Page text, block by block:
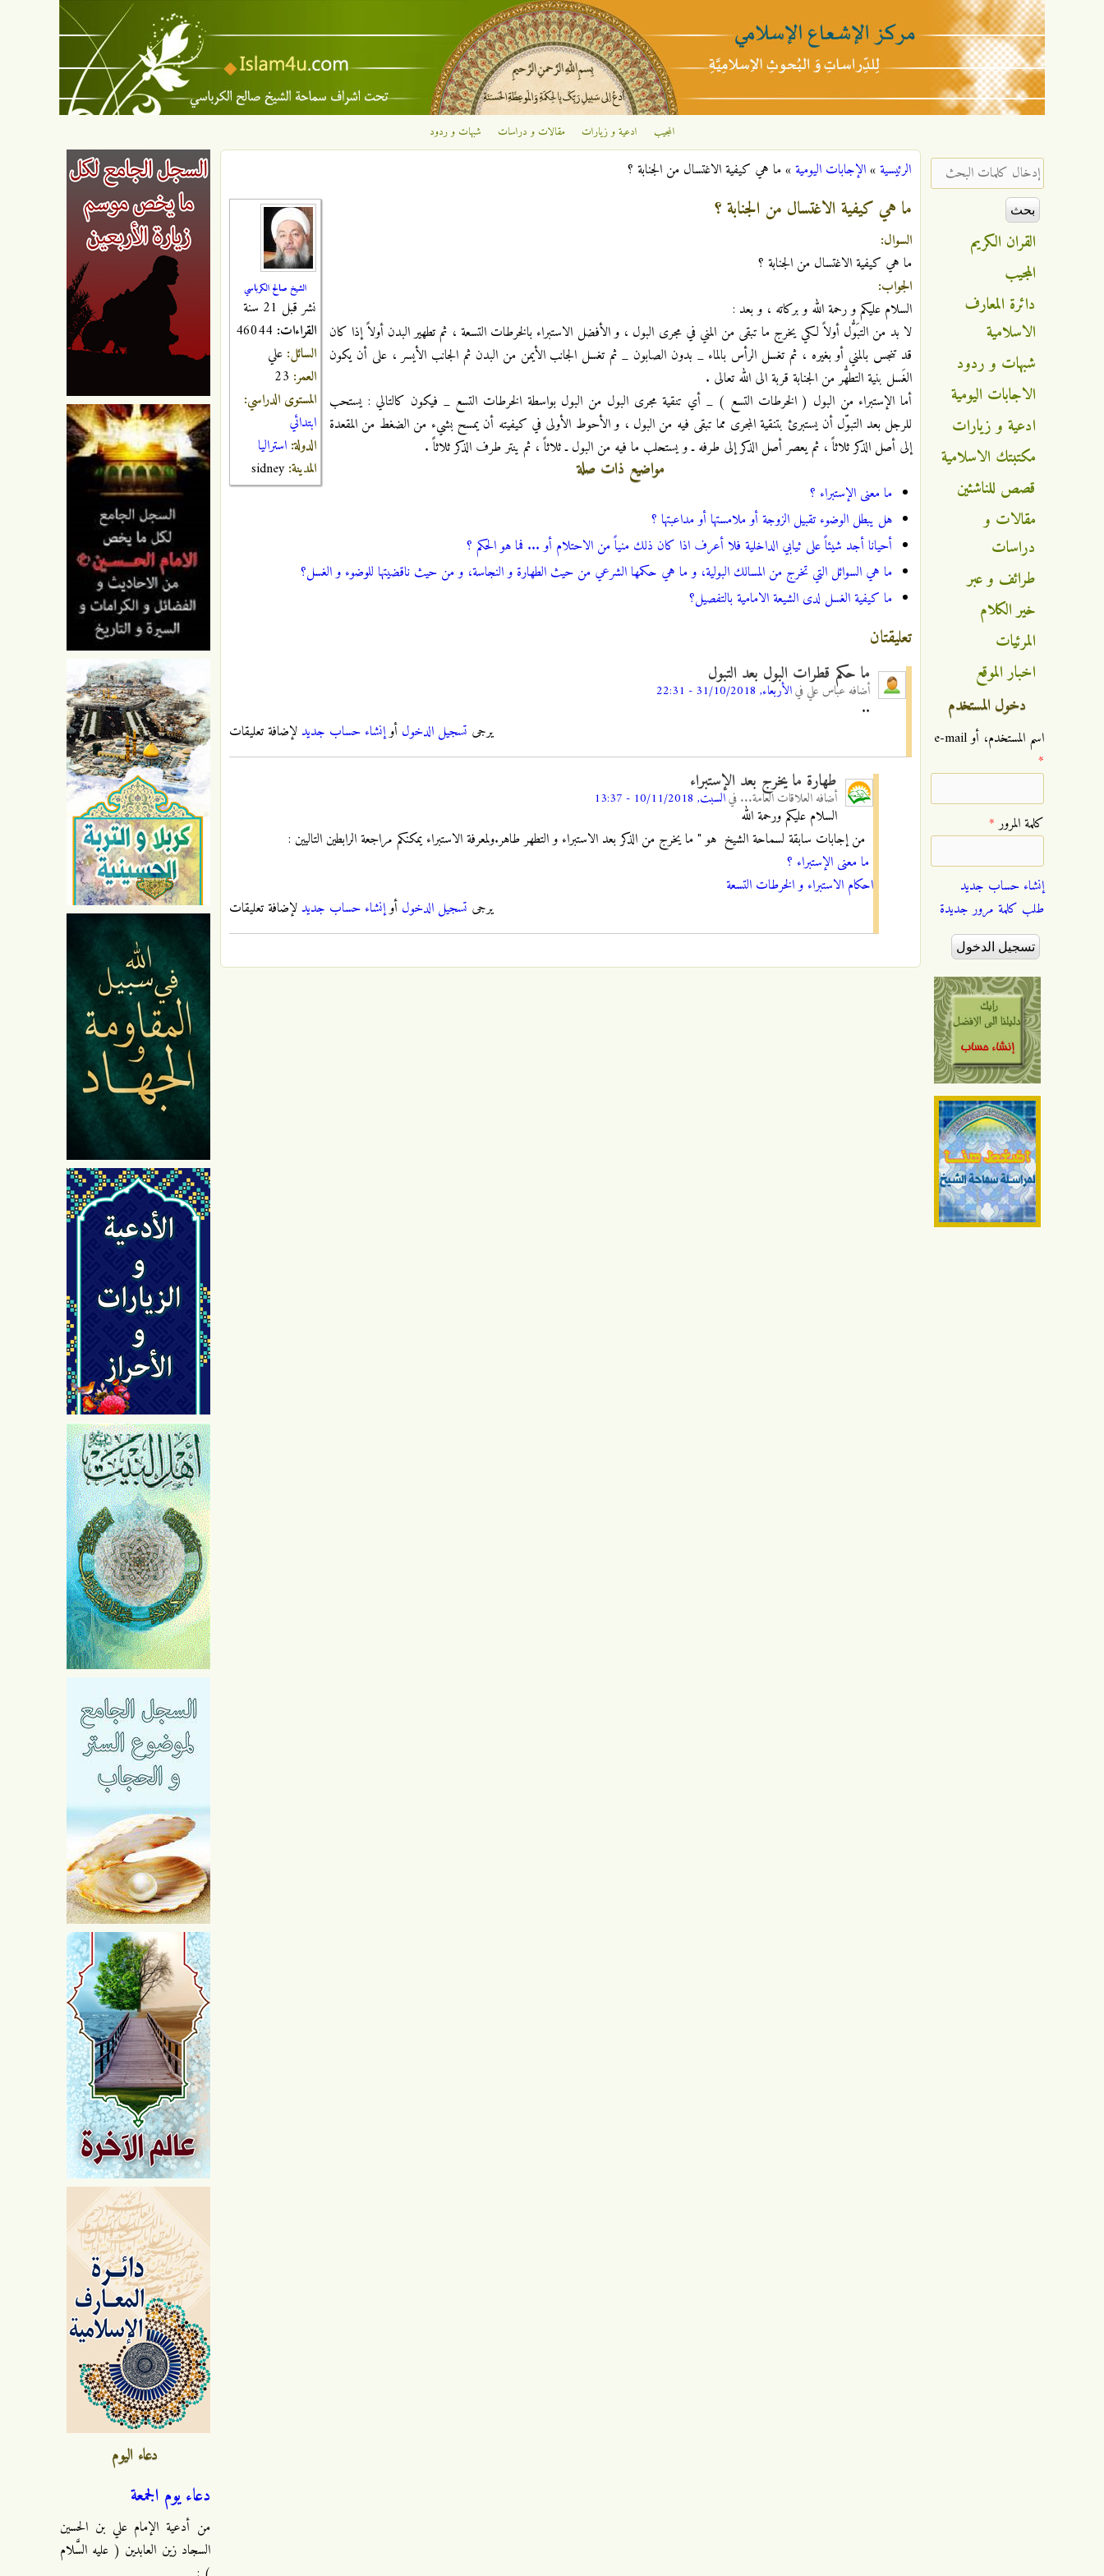
تجاوز إلى المحتوى الرئيسي
الإشعاع
الإسلامي
المجيب ادعية و زيارات مقالات و دراسات شبهات و ردود
أنت هنا
الرئيسية»الإجابات اليومية»ما هي كيفية الاغتسال من الجنابة ؟
الشيخ صالح الكرباسي
نشر قبل 21 سنة
القراءات:
السائل: علي
العمر: 23
المستوى الدراسي:
ابتدائي
الدولة: استراليا
المدينة:sidney
ما هي كيفية الاغتسال من الجنابة ؟
السوال:
ما هي كيفية الاغتسال من الجنابة ؟
الجواب:
السلام عليكم و رحمة الله و بركاته ، و بعد :
لا بد من التبَوُّل أولاً لكي يخرج ما تبقى من المني في مجرى البول ، و الأفضل الاستبراء بالخرطات التسعة ، ثم تطهير البدن أولاً إذا كان
قد تنجس بالمني أو بغيره ، ثم تغسل الرأس بالماء _ بدون الصابون _ ثم تغسل الجانب الأيمن من البدن ثم الجانب الأيسر ، على أن يكون
الغَسل بنية التطهُّر من الجنابة قربة الى الله تعالى .
أما الإستبراء من البول ( الخرطات التسع ) _ أي تنقية مجرى البول من البول بواسطة الخرطات التسع _ فيكون كالتالي : يستحب
للرجل بعد التبوّل أن يستبرئ بتنقية المجرى مما تبقى فيه من البول ، و الأحوط الأولى في كيفيته أن يمسح بشيء من الضغط من المقعدة
إلى أصل الذكر ثلاثاً ، ثم يعصر أصل الذكر إلى طرفه ـ و يستحلب ما فيه من البول ـ ثلاثاً ، ثم ينتر طرف الذكر ثلاثاً .
مواضيع ذات صلة
ما معنى الإستبراء ؟
هل يبطل الوضوء تقبيل الزوجة أو ملامستها أو مداعبتها ؟
أحيانا أجد شيئاً على ثيابي الداخلية فلا أعرف اذا كان ذلك منياً من الاحتلام أو ... فما هو الحكم ؟
ما هي السوائل التي تخرج من المسالك البولية، و ما هي حكمها الشرعي من حيث الطهارة و النجاسة، و من حيث ناقضيتها للوضوء و الغسل؟
ما كيفية الغسل لدى الشيعة الامامية بالتفصيل؟
تعليقتان
ما حكم قطرات البول بعد التبول
أضافه عباس علي فيالأربعاء, 31/10/2018 - 22:31
..
يرجى تسجيل الدخول أوإنشاء حساب جديد لإضافة تعليقات
طهارة ما يخرج بعد الإستبراء
أضافه العلاقات العامة... فيالسبت, 10/11/2018 - 13:37
السلام عليكم ورحمة الله
من إجابات سابقة لسماحة الشيخ هو " ما يخرج من الذكر بعد الاستبراء و التطهر طاهر.ولمعرفة الاستبراء يمكنكم مراجعة الرابطين التاليين :
ما معنى الإستبراء ؟
احكام الاستبراء و الخرطات التسعة
يرجى تسجيل الدخول أوإنشاء حساب جديد لإضافة تعليقات
دعاء اليوم
دعاء يوم الجمعة
من أدعية الإمام علي بن الحسين
السجاد زين العابدين ( عليه السَّلام
‏إدخال كلمات البحث ‏
القران الكريم
المجيب
دائرة المعارف
الاسلامية
شبهات و ردود
الاجابات اليومية
ادعية و زيارات
مكتبتك الاسلامية
قصص للناشئين
مقالات و
دراسات
طرائف و عبر
خير الكلام
المرئيات
اخبار الموقع
دخول المستخدم
‏اسم المستخدم، أو e-mail
*
‏كلمة المرور ‏*
إنشاء حساب جديد
طلب كلمة مرور جديدة